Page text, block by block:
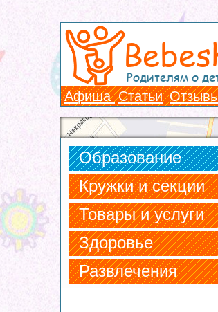
Родителям о
Афиша Статьи
Образование
Кружки и секции
Товары и услуги
Здоровье
Развлечения